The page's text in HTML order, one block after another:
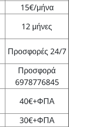
15€/μήνα
12 μήνες
Προσφορές 24/7
Προσφορά
6978776845
40€+ΦΠΑ
30€+ΦΠΑ